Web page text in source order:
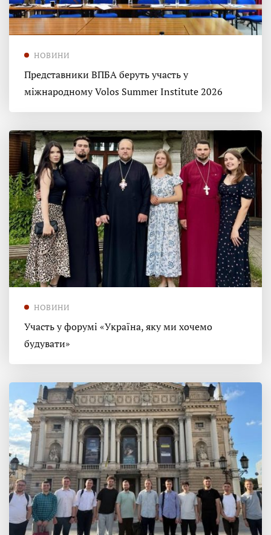
НОВИНИ
Представники ВПБА беруть участь у
міжнародному Volos Summer Institute 2026
НОВИНИ
Участь у форумі «Україна, яку ми хочемо
будувати»